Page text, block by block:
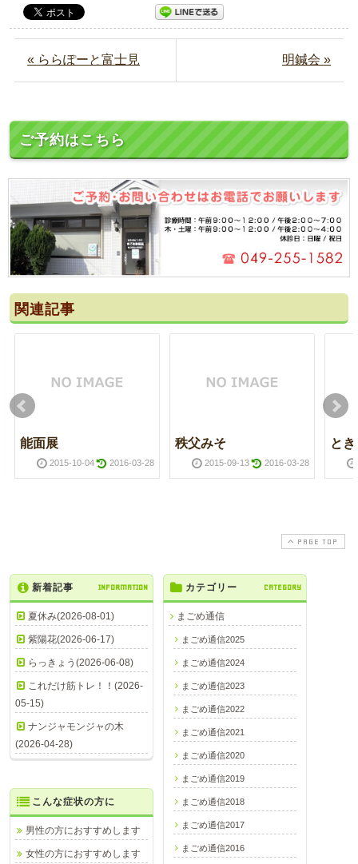
« ららぽーと富士見 明鍼会 »
ご予約はこちら
関連記事
能面展
2015-10-04 2016-03-28
秩父みそ
2015-09-13 2016-03-28
と
PAGE TOP
新着記事 INFORMATION
夏休み(2026-08-01)
紫陽花(2026-06-17)
らっきょう(2026-06-08)
これだけ筋トレ！！(2026-
05-15)
ナンジャモンジャの木
(2026-04-28)
カテゴリー CATEGORY
まごめ通信
まごめ通信2025
まごめ通信2024
まごめ通信2023
まごめ通信2022
まごめ通信2021
まごめ通信2020
まごめ通信2019
まごめ通信2018
まごめ通信2017
まごめ通信2016
こんな症状の方に
男性の方におすすめします
女性の方におすすめします